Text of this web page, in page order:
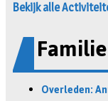
Bekijk alle
Overleden: